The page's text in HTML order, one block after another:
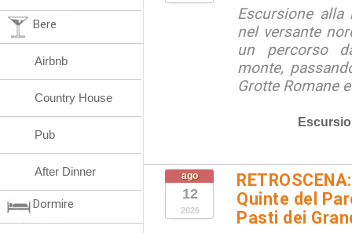
Escursione
nel versante
un percorso
monte,
Grotte Romane
ago
12
2026
Quinte del
Pasti dei
Bere
Airbnb
Country House
Pub
After Dinner
Dormire